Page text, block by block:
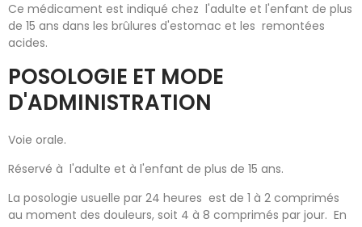
Ce médicament est indiqué chez l'adulte et l'enfant de plus
de 15 ans dans les brûlures d'estomac et les remontées
acides.
POSOLOGIE ET MODE
D'ADMINISTRATION
Voie orale.
Réservé à l'adulte et à l'enfant de plus de 15 ans.
La posologie usuelle par 24 heures est de 1 à 2 comprimés
au moment des douleurs, soit 4 à 8 comprimés par jour. En